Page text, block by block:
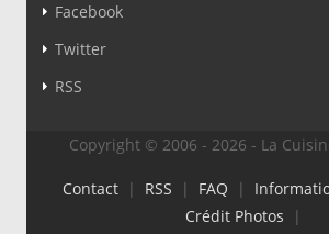
Facebook
Twitter
RSS
Copyright © 2006 - 2026 - La
Contact| RSS | FAQ |
Crédit Photos |